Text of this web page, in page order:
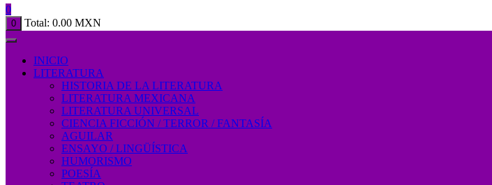
0
0 Total: 0.00 MXN
INICIO
LITERATURA
HISTORIA DE LA LITERATURA
LITERATURA MEXICANA
LITERATURA UNIVERSAL
CIENCIA FICCIÓN / TERROR / FANTASÍA
AGUILAR
ENSAYO / LINGÜÍSTICA
HUMORISMO
POESÍA